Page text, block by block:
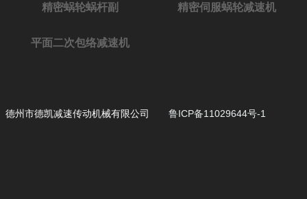
精密蜗轮蜗杆副 精密伺服蜗轮减速机
平面二次包络减速机
德州市德凯减速传动机械有限公司 鲁ICP备11029644号-1